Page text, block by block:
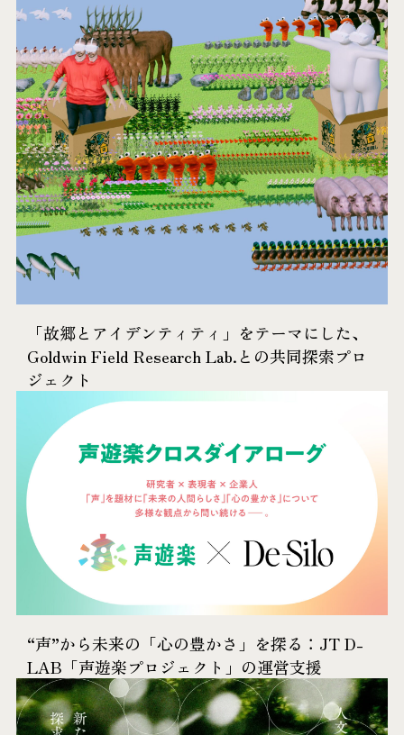
「故郷とアイデンティティ」をテーマにした、
Goldwin Field Research Lab.との共同探索プロ
ジェクト
“声”から未来の「心の豊かさ」を探る：JT D-
LAB「声遊楽プロジェクト」の運営支援